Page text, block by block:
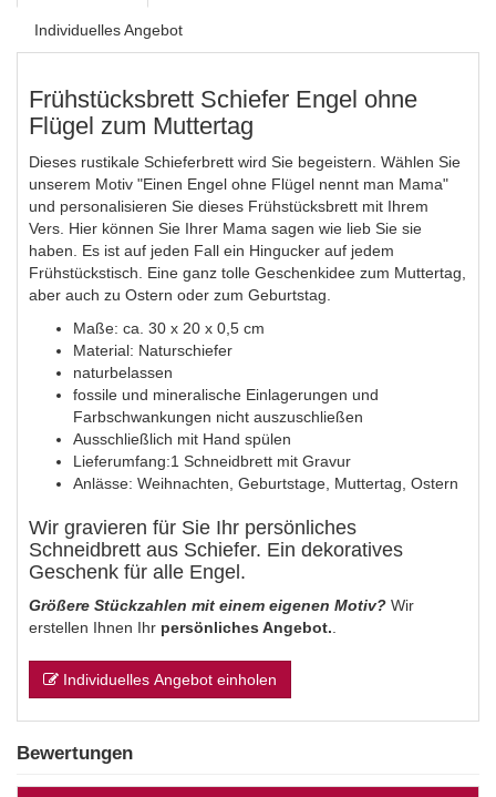
Individuelles Angebot
Frühstücksbrett Schiefer Engel ohne
Flügel zum Muttertag
Dieses rustikale Schieferbrett wird Sie begeistern. Wählen Sie
unserem Motiv "Einen Engel ohne Flügel nennt man Mama"
und personalisieren Sie dieses Frühstücksbrett mit Ihrem
Vers. Hier können Sie Ihrer Mama sagen wie lieb Sie sie
haben. Es ist auf jeden Fall ein Hingucker auf jedem
Frühstückstisch. Eine ganz tolle Geschenkidee zum Muttertag,
aber auch zu Ostern oder zum Geburtstag.
Maße: ca. 30 x 20 x 0,5 cm
Material: Naturschiefer
naturbelassen
fossile und mineralische Einlagerungen und
Farbschwankungen nicht auszuschließen
Ausschließlich mit Hand spülen
Lieferumfang:1 Schneidbrett mit Gravur
Anlässe: Weihnachten, Geburtstage, Muttertag, Ostern
Wir gravieren für Sie Ihr persönliches
Schneidbrett aus Schiefer. Ein dekoratives
Geschenk für alle Engel.
Größere Stückzahlen mit einem eigenen Motiv? Wir
erstellen Ihnen Ihr persönliches Angebot.
Individuelles Angebot einholen
Bewertungen